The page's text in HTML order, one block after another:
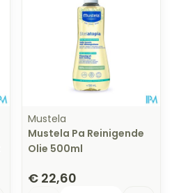
Mustela
Mustela Pa Reinigende
Olie 500ml
€ 22,60